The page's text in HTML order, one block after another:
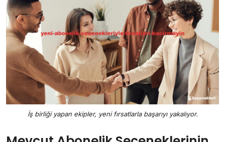
İş birliği yapan ekipler, yeni fırsatlarla başarıyı yakalıyor.